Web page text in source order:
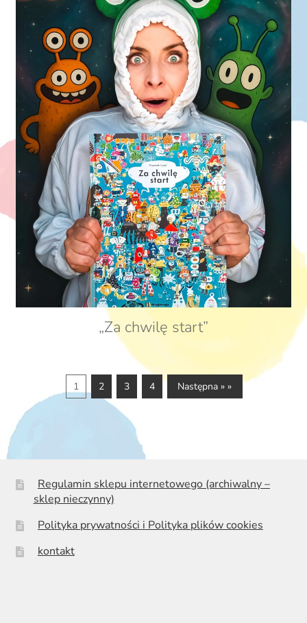
„Za chwilę start”
1 2 3 4 Następna » »
Regulamin sklepu internetowego (archiwalny –
sklep nieczynny)
Polityka prywatności i Polityka plików cookies
kontakt